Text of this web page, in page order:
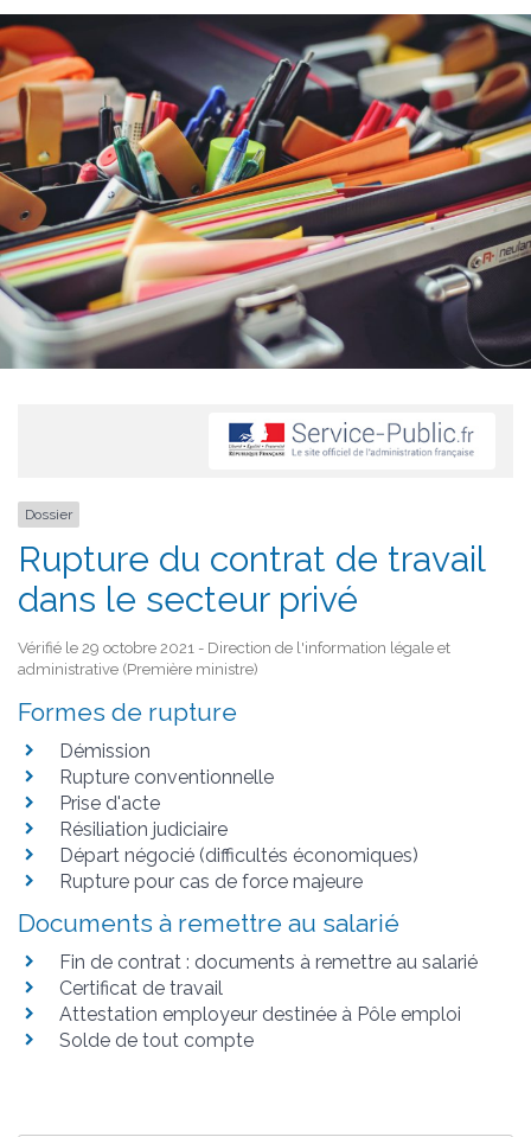
Dossier
Rupture du contrat de travail
dans le secteur privé
Vérifié le 29 octobre 2021 - Direction de l'information légale et
administrative (Première ministre)
Formes de rupture
Démission
Rupture conventionnelle
Prise d'acte
Résiliation judiciaire
Départ négocié (difficultés économiques)
Rupture pour cas de force majeure
Documents à remettre au salarié
Fin de contrat : documents à remettre au salarié
Certificat de travail
Attestation employeur destinée à Pôle emploi
Solde de tout compte